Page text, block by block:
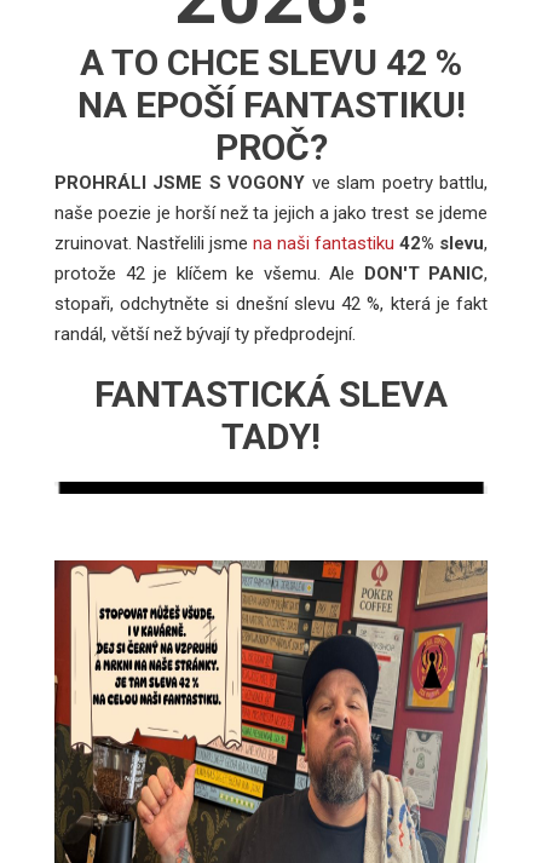
A TO CHCE SLEVU 42 %
NA EPOŠÍ FANTASTIKU!
PROČ?
PROHRÁLI JSME S VOGONY ve slam poetry battlu,
naše poezie je horší než ta jejich a jako trest se jdeme
zruinovat. Nastřelili jsme na naši fantastiku 42% slevu,
protože 42 je klíčem ke všemu. Ale DON'T PANIC,
stopaři, odchytněte si dnešní slevu 42 %, která je fakt
randál, větší než bývají ty předprodejní.
FANTASTICKÁ SLEVA
TADY!